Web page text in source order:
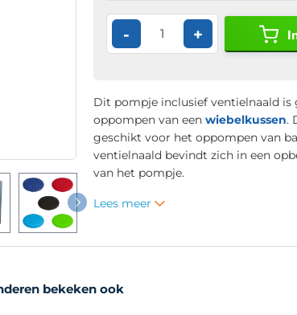
- +
Dit pompje inclusief ventielnaald is
oppompen van een wiebelkussen.
geschikt voor het oppompen van
ventielnaald bevindt zich in een
van het pompje.
Lees meer
bekeken ook